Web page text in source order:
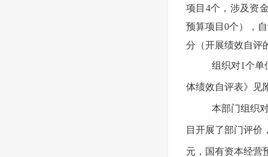
项目4个，涉及资
预算项目0个），
分（开展绩效自评
组织对1个单
体绩效自评表》见
本部门组织
目开展了部门评价
元，国有资本经营